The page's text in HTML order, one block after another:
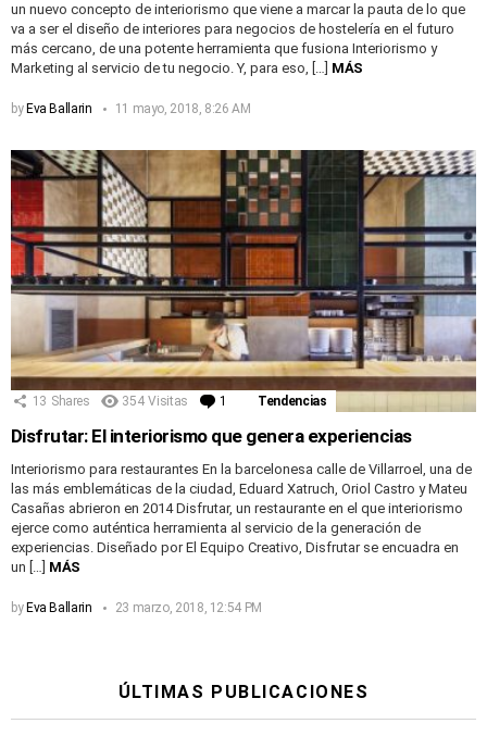
un nuevo concepto de interiorismo que viene a marcar la pauta de lo que
va a ser el diseño de interiores para negocios de hostelería en el futuro
más cercano, de una potente herramienta que fusiona Interiorismo y
Marketing al servicio de tu negocio. Y, para eso, […] MÁS
by Eva Ballarin 11 mayo, 2018, 8:26 AM
13 Shares 354 Visitas 1 Comentario
Tendencias
Disfrutar: El interiorismo que genera experiencias
Interiorismo para restaurantes En la barcelonesa calle de Villarroel, una de
las más emblemáticas de la ciudad, Eduard Xatruch, Oriol Castro y Mateu
Casañas abrieron en 2014 Disfrutar, un restaurante en el que interiorismo
ejerce como auténtica herramienta al servicio de la generación de
experiencias. Diseñado por El Equipo Creativo, Disfrutar se encuadra en
un […] MÁS
by Eva Ballarin 23 marzo, 2018, 12:54 PM
ÚLTIMAS PUBLICACIONES